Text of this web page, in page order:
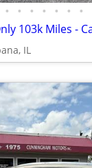
• • • • • • •
103k Miles -
IL